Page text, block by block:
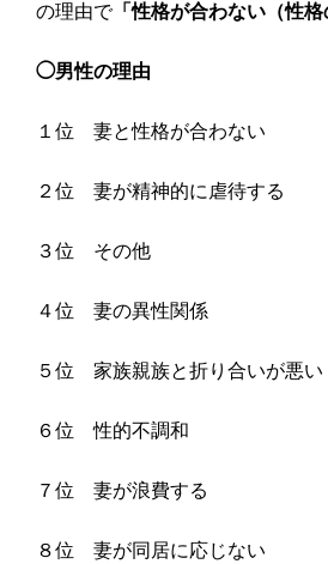
の理由で「性格が合わない（性格
◯男性の理由
１位 妻と性格が合わない
２位 妻が精神的に虐待する
３位 その他
４位 妻の異性関係
５位 家族親族と折り合いが悪い
６位 性的不調和
７位 妻が浪費する
８位 妻が同居に応じない